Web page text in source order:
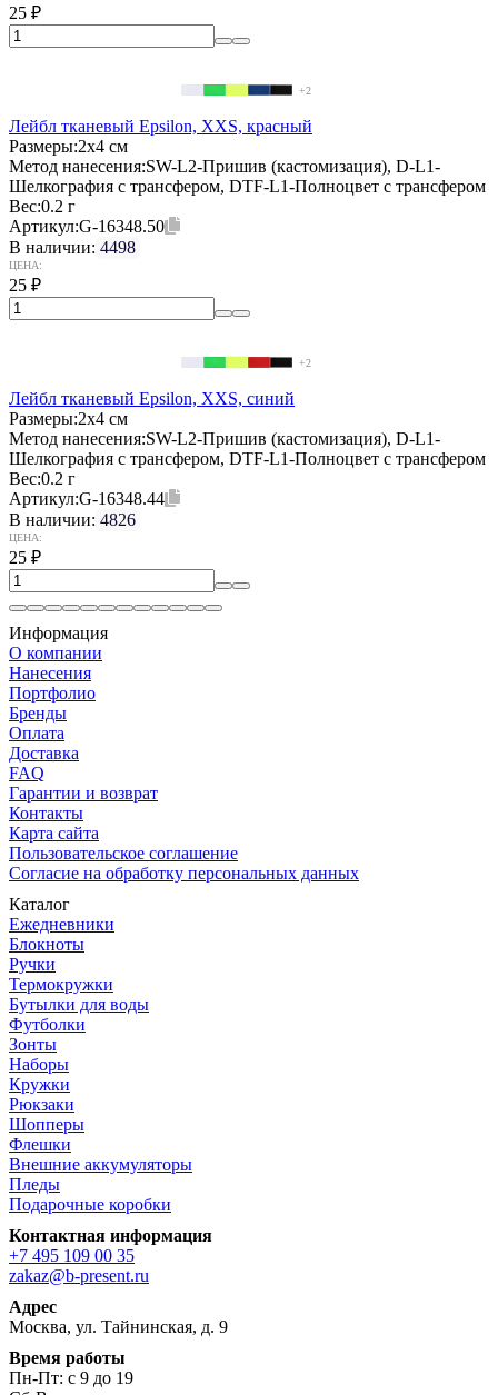
25 ₽
+2
Лейбл тканевый Epsilon, XXS, красный
Размеры:2х4 см
Метод нанесения:SW-L2-Пришив (кастомизация), D-L1-
Шелкография с трансфером, DTF-L1-Полноцвет с трансфером
Вес:0.2 г
Артикул:G-16348.50
В наличии: 4498
ЦЕНА:
25 ₽
+2
Лейбл тканевый Epsilon, XXS, синий
Размеры:2х4 см
Метод нанесения:SW-L2-Пришив (кастомизация), D-L1-
Шелкография с трансфером, DTF-L1-Полноцвет с трансфером
Вес:0.2 г
Артикул:G-16348.44
В наличии: 4826
ЦЕНА:
25 ₽
Информация
О компании
Нанесения
Портфолио
Бренды
Оплата
Доставка
FAQ
Гарантии и возврат
Контакты
Карта сайта
Пользовательское соглашение
Согласие на обработку персональных данных
Каталог
Ежедневники
Блокноты
Ручки
Термокружки
Бутылки для воды
Футболки
Зонты
Наборы
Кружки
Рюкзаки
Шопперы
Флешки
Внешние аккумуляторы
Пледы
Подарочные коробки
Контактная информация
+7 495 109 00 35
zakaz@b-present.ru
Адрес
Москва, ул. Тайнинская, д. 9
Время работы
Пн-Пт: с 9 до 19